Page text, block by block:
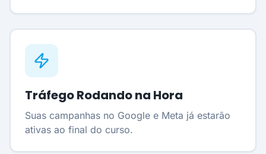
Tráfego Rodando na Hora
Suas campanhas no Google e Meta já estarão
ativas ao final do curso.